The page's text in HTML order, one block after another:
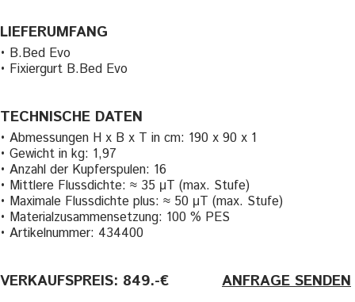
LIEFERUMFANG
• B.Bed Evo
• Fixiergurt B.Bed Evo
TECHNISCHE DATEN
• Abmessungen H x B x T in cm: 190 x 90 x 1
• Gewicht in kg: 1,97
• Anzahl der Kupferspulen: 16
• Mittlere Flussdichte: ≈ 35 μT (max. Stufe)
• Maximale Flussdichte plus: ≈ 50 μT (max. Stufe)
• Materialzusammensetzung: 100 % PES
• Artikelnummer: 434400
VERKAUFSPREIS: 849.-€
ANFRAGE SENDEN